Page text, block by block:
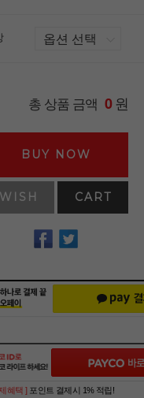
총 상품 금액 0원
BUY NOW
WISH CART
혜택 ] 포인트 결제시 1% 적립!